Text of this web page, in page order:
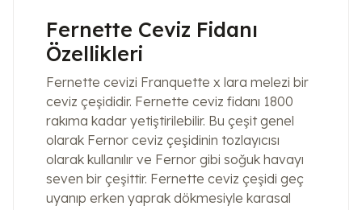
Fernette Ceviz Fidanı
Özellikleri
Fernette cevizi Franquette x lara melezi bir
ceviz çeşididir. Fernette ceviz fidanı 1800
rakıma kadar yetiştirilebilir. Bu çeşit genel
olarak Fernor ceviz çeşidinin tozlayıcısı
olarak kullanılır ve Fernor gibi soğuk havayı
seven bir çeşittir. Fernette ceviz çeşidi geç
uyanıp erken yaprak dökmesiyle karasal